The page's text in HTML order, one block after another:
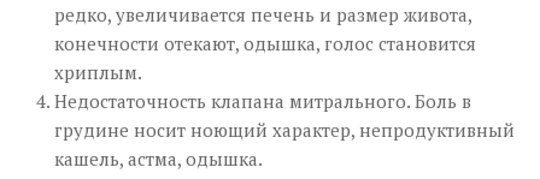
редко, увеличивается печень и размер живота,
конечности отекают, одышка, голос становится
хриплым.
Недостаточность клапана митрального. Боль в
грудине носит ноющий характер, непродуктивный
кашель, астма, одышка.